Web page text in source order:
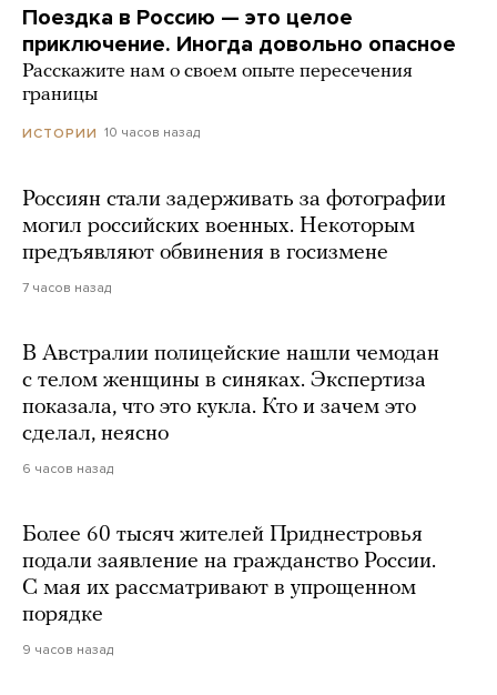
Поездка в Россию — это целое
приключение. Иногда довольно опасное
Расскажите нам о своем опыте пересечения
границы
ИСТОРИИ 10 часов назад
Россиян стали задерживать за фотографии
могил российских военных. Некоторым
предъявляют обвинения в госизмене
7 часов назад
В Австралии полицейские нашли чемодан
с телом женщины в синяках. Экспертиза
показала, что это кукла. Кто и зачем это
сделал, неясно
6 часов назад
Более 60 тысяч жителей Приднестровья
подали заявление на гражданство России.
С мая их рассматривают в упрощенном
порядке
9 часов назад